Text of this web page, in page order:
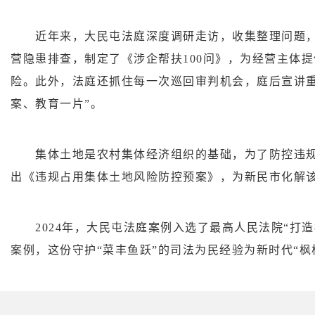
近年来，大民屯法庭深度调研走访，收集整理问题
营隐患排查，制定了《涉企帮扶100问》，为经营主体
险。此外，法庭还抓住每一次巡回审判机会，庭后宣讲
案、教育一片”。
集体土地是农村集体经济组织的基础，为了防控违
出《违规占用集体土地风险防控预案》，为新民市化解
2024年，大民屯法庭案例入选了最高人民法院“打造
案例，这份守护“菜丰鱼跃”的司法为民经验为新时代“